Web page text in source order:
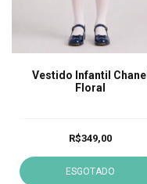
Vestido Infantil Chanel
Floral
R$349,00
ESGOTADO